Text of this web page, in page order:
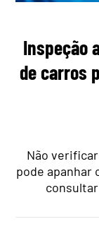
Inspeção
de carros
Não
pode apanhar